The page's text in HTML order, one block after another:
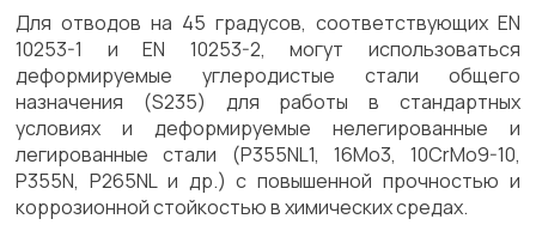
Для отводов на 45 градусов, соответствующих EN
10253-1 и EN 10253-2, могут использоваться
деформируемые углеродистые стали общего
назначения (S235) для работы в стандартных
условиях и деформируемые нелегированные и
легированные стали (P355NL1, 16Mo3, 10CrMo9-10,
P355N, P265NL и др.) с повышенной прочностью и
коррозионной стойкостью в химических средах.